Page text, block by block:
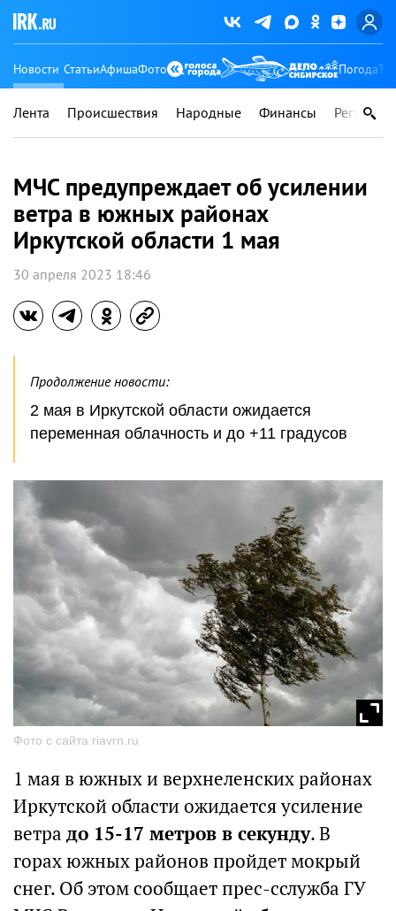
Новости СтатьиАфишаФото Погода
Лента Происшествия Народные Финансы Регионы
МЧС предупреждает об усилении
ветра в южных районах
Иркутской области 1 мая
30 апреля 2023 18:46
Продолжение новости:
2 мая в Иркутской области ожидается
переменная облачность и до +11 градусов
Фото с сайта riavrn.ru
1 мая в южных и верхнеленских районах
Иркутской области ожидается усиление
ветра до 15-17 метров в секунду. В
горах южных районов пройдет мокрый
снег. Об этом сообщает прес-сслужба ГУ